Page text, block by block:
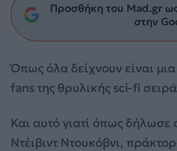
Προσθήκη του Mad.gr
στην
Όπως όλα δείχνουν είναι
fans της θρυλικής sci-fi
Και αυτό γιατί όπως
Ντέιβιντ Ντουκόβνι,